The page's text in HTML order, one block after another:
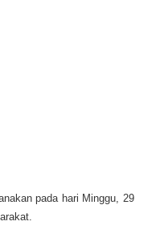
pada hari Minggu, 29